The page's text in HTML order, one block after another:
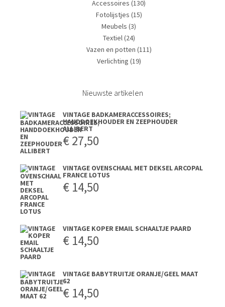
Accessoires (130)
Fotolijstjes (15)
Meubels (3)
Textiel(24)
Vazen en potten (111)
Verlichting (19)
Nieuwste artikelen
VINTAGE BADKAMERACCESSOIRES;
HANDDOEKHOUDER EN ZEEPHOUDER
ALLIBERT
€27,50
VINTAGE OVENSCHAAL MET DEKSEL ARCOPAL
FRANCE LOTUS
€ 14,50
VINTAGE KOPER EMAIL SCHAALTJE PAARD
€ 14,50
VINTAGE BABYTRUITJE ORANJE/GEEL MAAT
62
€ 14,50